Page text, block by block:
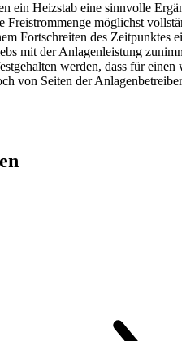
ein Heizstab eine sinnvolle
möglichst
Fortschreiten des Zeitpunktes
mit der Anlagenleistung
werden, dass für
von Seiten der